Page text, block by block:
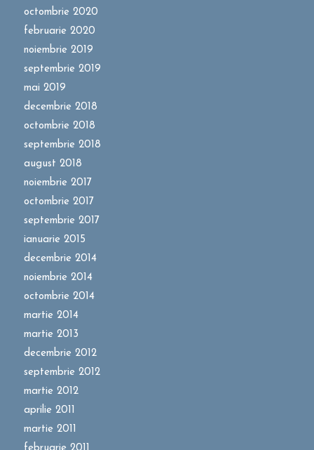
octombrie 2020
februarie 2020
noiembrie 2019
septembrie 2019
mai 2019
decembrie 2018
octombrie 2018
septembrie 2018
august 2018
noiembrie 2017
octombrie 2017
septembrie 2017
ianuarie 2015
decembrie 2014
noiembrie 2014
octombrie 2014
martie 2014
martie 2013
decembrie 2012
septembrie 2012
martie 2012
aprilie 2011
martie 2011